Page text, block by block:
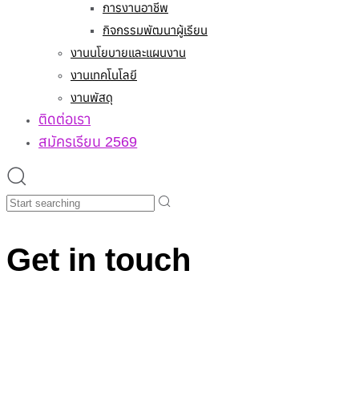
การงานอาชีพ
กิจกรรมพัฒนาผู้เรียน
งานนโยบายและแผนงาน
งานเทคโนโลยี
งานพัสดุ
ติดต่อเรา
สมัครเรียน 2569
Search
Get in touch